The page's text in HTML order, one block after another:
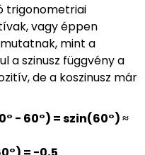
trigonometriai
vagy éppen
mint a
a szinusz függvény a
de a koszinusz már
− 60°) = szin(60°) ≈